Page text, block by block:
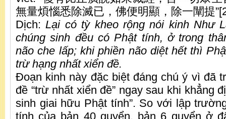
無量煩惱悉除滅已，佛便明顯，除一闡提
Dịch:Lại có tỳ kheo rộng nói kinh Như
chúng sinh đều có Phật tính, ở trong
não che lấp; khi phiền não diệt hết thì
trừ hạng nhất xiển đề.
Đoạn kinh này đặc biệt đáng chú ý vì đã
đề “trừ nhất xiển đề” ngay sau khi khẳng
sinh giai hữu Phật tính”. So với lập
tính của bản 40 quyển, bản 6 quyển ở